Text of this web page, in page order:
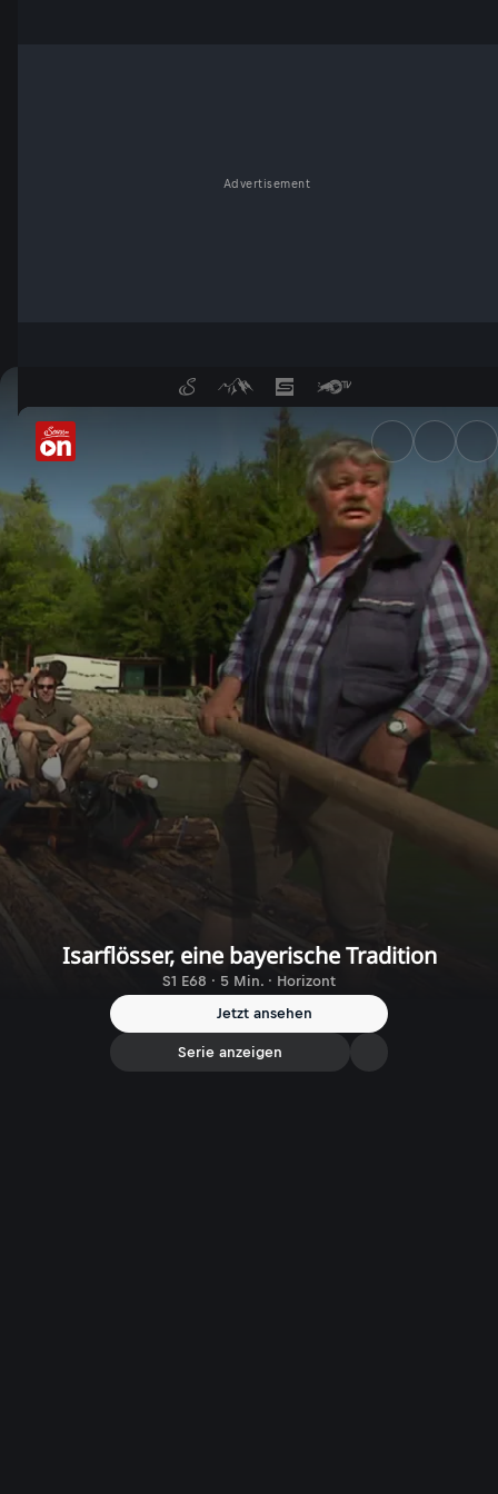
Advertisement
Isarflößer - eine bayerische
Isarflösser, eine bayerische Tradition
S1 E68 · 5 Min. · Horizont
Jetzt ansehen
Serie anzeigen